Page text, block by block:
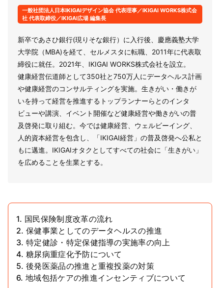
一般社団法人日本IKIGAIデザイン協会 代表理事／IKIGAI WORKS株式会
社 代表取締役／IKIGAI広場 編集長
新卒であさひ銀行(現りそな銀行）に入行後、慶應義塾大学
大学院（MBA)を経て、セルメスタに転職、2011年に代表取
締役に就任。2021年、IKIGAI WORKS株式会社を設立。
健康経営伝道師として350社と750万人にデータヘルス計画
や健康経営のコンサルティングを実施。生きがい・働きが
いを持って経営を推進するトップランナーらとのインタ
ビューや講演、イベント開催など健康経営や働きがいの普
及啓発に取り組む。今では健康経営、ウェルビーイング、
人的資本経営を包含し、「IKIGAI経営」の普及啓発へ公私と
もに邁進。IKIGAIオタクとしてすべての社会に「生きがい」
を広めることを生業とする。
1. 国民保険制度改革の流れ
2. 保健事業としてのデータヘルスの推進
3. 特定健診・特定保健指導の実施率の向上
4. 糖尿病重症化予防について
5. 後発医薬品の推進と重複投薬の対策
6. 地域包括ケアの推進インセンティブについて